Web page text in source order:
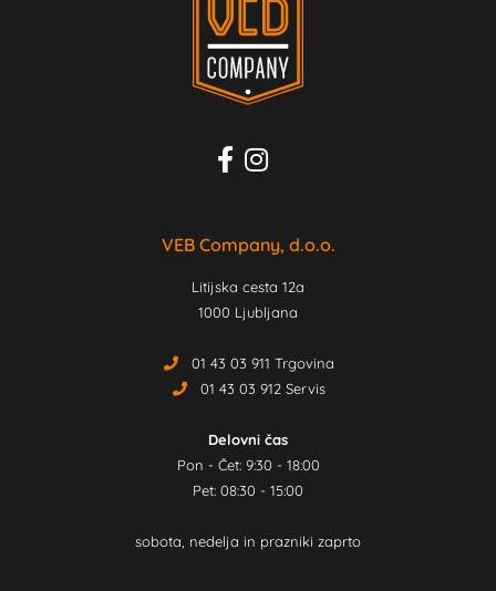
VEB Company, d.o.o.
Litijska cesta 12a
1000 Ljubljana
01 43 03 911 Trgovina
01 43 03 912 Servis
Delovni čas
Pon - Čet: 9:30 - 18:00
Pet: 08:30 - 15:00
sobota, nedelja in prazniki zaprto